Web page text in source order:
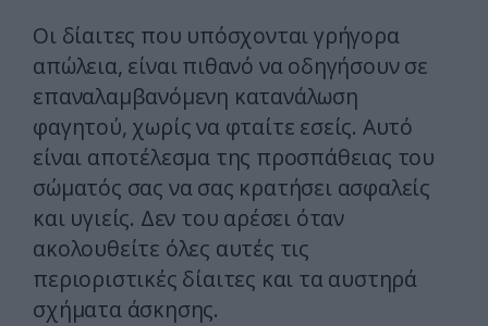
Οι δίαιτες που υπόσχονται γρήγορα
απώλεια, είναι πιθανό να οδηγήσουν σε
επαναλαμβανόμενη κατανάλωση
φαγητού, χωρίς να φταίτε εσείς. Αυτό
είναι αποτέλεσμα της προσπάθειας του
σώματός σας να σας κρατήσει ασφαλείς
και υγιείς. Δεν του αρέσει όταν
ακολουθείτε όλες αυτές τις
περιοριστικές δίαιτες και τα αυστηρά
σχήματα άσκησης.